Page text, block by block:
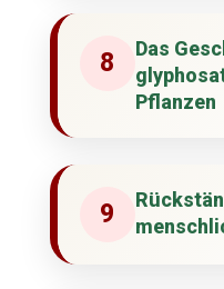
8
Das
Pflanzen
9